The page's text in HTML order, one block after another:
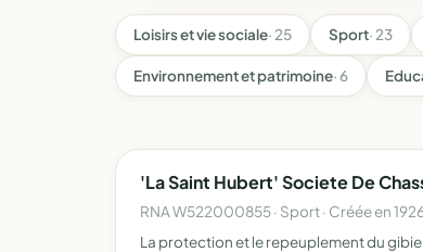
Loisirs et vie sociale· 25 Sport· 23
Environnement et patrimoine· 6
'La Saint Hubert' Societe De
RNA W522000855 · Sport · Créée en
La protection et le repeuplement du